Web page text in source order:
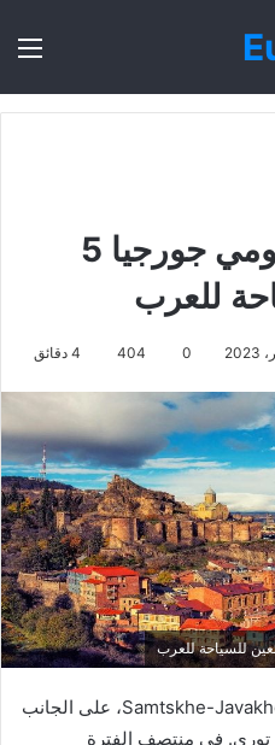
افضل فنادق بورجومي جورجيا 5
للعرب
0
404
تقع بلدية بورجومي في منطقة Samtskhe-Javakheti، على الجانب
توري. في منتصف الفترة